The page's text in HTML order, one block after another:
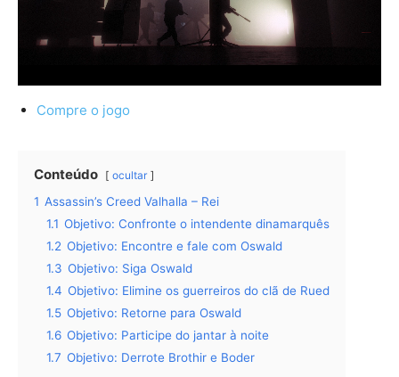
Compre o jogo
Conteúdo ocultar
1 Assassin’s Creed Valhalla – Rei
1.1 Objetivo: Confronte o intendente dinamarquês
1.2 Objetivo: Encontre e fale com Oswald
1.3 Objetivo: Siga Oswald
1.4 Objetivo: Elimine os guerreiros do clã de Rued
1.5 Objetivo: Retorne para Oswald
1.6 Objetivo: Participe do jantar à noite
1.7 Objetivo: Derrote Brothir e Boder